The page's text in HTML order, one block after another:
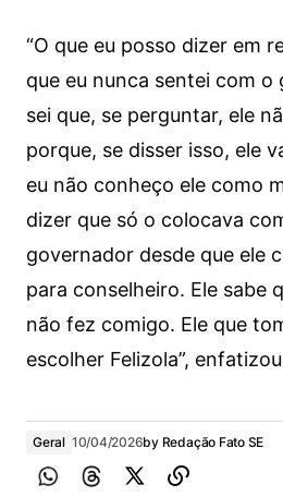
“O que eu posso dizer em
que eu nunca sentei com o
sei que, se perguntar, ele
porque, se disser isso, ele
eu não conheço ele como
dizer que só o colocava
governador desde que ele
para conselheiro. Ele sabe
não fez comigo. Ele que
escolher Felizola”,
Geral 10/04/2026by Redação Fato SE